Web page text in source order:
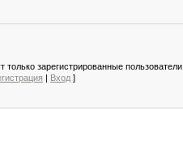
зарегистрированные пользователи.
| Вход ]